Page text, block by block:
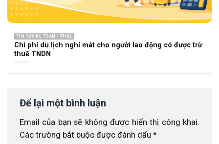
TIN TỨC KẾ TOÁN - THUẾ
Chi phí du lịch nghỉ mát cho người lao động có được trừ
thuế TNDN
Để lại một bình luận
Email của bạn sẽ không được hiển thị công khai.
Các trường bắt buộc được đánh dấu *